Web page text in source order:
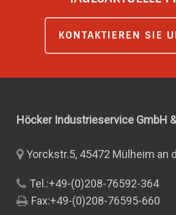
KONTAKTIEREN SIE
Höcker Industrieservice GmbH
Yorckstr.5, 45472 Mülheim an
Tel.:+49-(0)208-76592-364
Fax:+49-(0)208-76595-660